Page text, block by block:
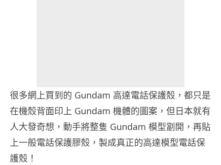
很多網上買到的 Gundam 高達電話保護殼，都只是
在機殼背面印上 Gundam 機體的圖案，但日本就有
人大發奇想，動手將整隻 Gundam 模型劏開，再貼
上一般電話保護膠殼，製成真正的高達模型電話保
護殼！